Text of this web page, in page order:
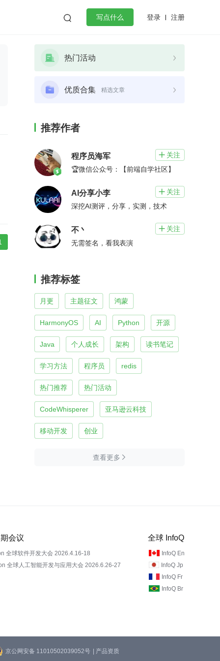
 写点什么 登录 注册
热门活动
优质合集 精选文章
推荐作者
程序员海军  关注
🏆微信公众号：【前端自学社区】
AI分享小李  关注
深挖AI测评，分享，实测，技术
不丶  关注
无需签名，看我表演
推荐标签
月更 主题征文 鸿蒙
HarmonyOS AI Python 开源
Java 个人成长 架构 读书笔记
学习方法 程序员 redis
热门推荐 热门活动
CodeWhisperer 亚马逊云科技
移动开发 创业
查看更多 
会议
全球软件开发大会 2026.4.16-18
全球人工智能开发与应用大会 2026.6.26-27
全球 InfoQ
InfoQ En
InfoQ Jp
InfoQ Fr
InfoQ Br
京公网安备 11010502039052号 | 产品资质